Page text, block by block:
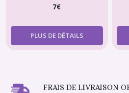
7€
PLUS DE DÉTAILS
FRAIS DE LIVRAISON